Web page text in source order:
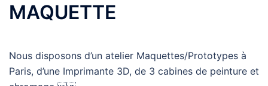
MAQUETTE
Nous disposons d’un atelier Maquettes/Prototypes à
Paris, d’une Imprimante 3D, de 3 cabines de peinture et